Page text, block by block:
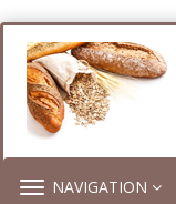
TOGGLE
NAVIGATION